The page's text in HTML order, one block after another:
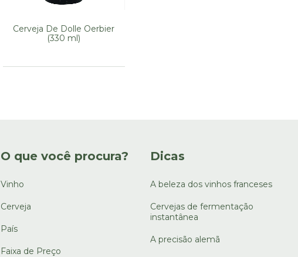
Cerveja De Dolle Oerbier
(330 ml)
O que você procura?
Vinho
Cerveja
País
Faixa de Preço
Dicas
A beleza dos vinhos franceses
Cervejas de fermentação
instantânea
A precisão alemã